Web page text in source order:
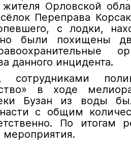
жителя Орловской
Переправа
с лодки,
были похищены
данного инцидента.
сотрудниками
в ходе
Бузан из воды
с общим
По итогам